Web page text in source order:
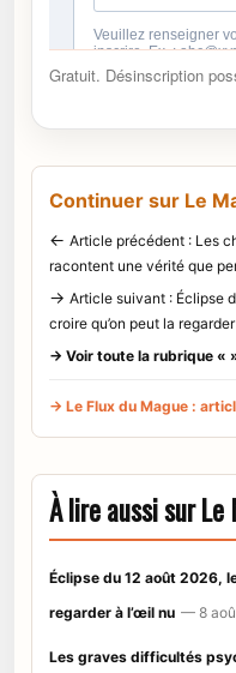
Gratuit. Désinscription
Continuer sur Le
← Article précédent : Les
racontent une vérité que
→ Article suivant : Éclipse
croire qu’on peut la
→ Voir toute la rubrique «
→ Le Flux du Mague :
À lire aussi sur Le
Éclipse du 12 août 2026,
regarder à l’œil nu — 8
Les graves difficultés